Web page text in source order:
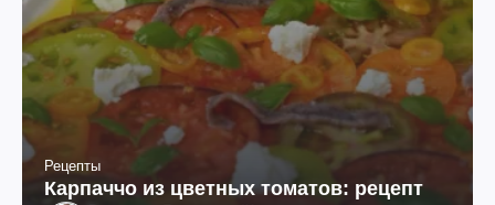
Рецепты
Карпаччо из цветных томатов: рецепт